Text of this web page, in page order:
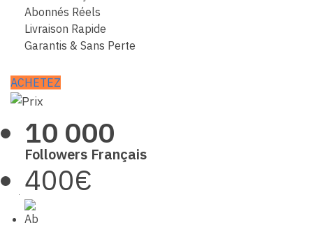
Abonnés Réels
Livraison Rapide
Garantis & Sans Perte
ACHETEZ
10 000
Followers Français
400€